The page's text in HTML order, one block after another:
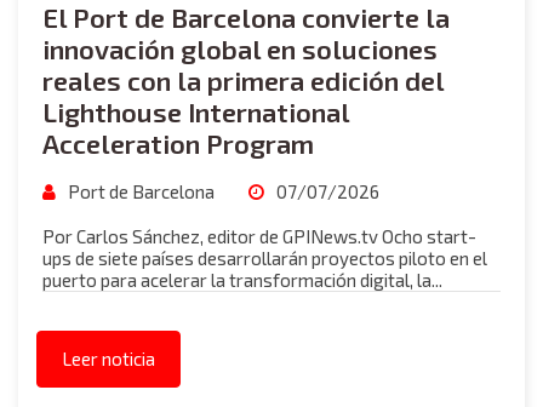
El Port de Barcelona convierte la
innovación global en soluciones
reales con la primera edición del
Lighthouse International
Acceleration Program
Port de Barcelona 07/07/2026
Por Carlos Sánchez, editor de GPINews.tv Ocho start-
ups de siete países desarrollarán proyectos piloto en el
puerto para acelerar la transformación digital, la...
Leer noticia